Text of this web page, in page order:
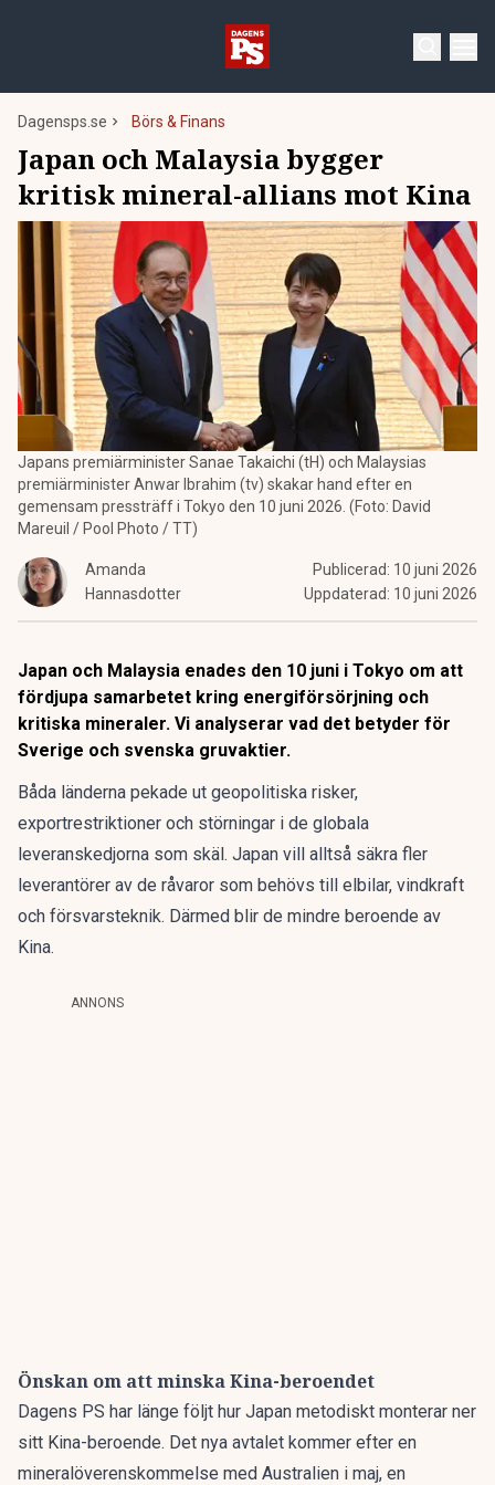
Dagensps.se Börs & Finans
Japan och Malaysia bygger
kritisk mineral-allians mot Kina
Japans premiärminister Sanae Takaichi (tH) och Malaysias
premiärminister Anwar Ibrahim (tv) skakar hand efter en
gemensam pressträff i Tokyo den 10 juni 2026. (Foto: David
Mareuil / Pool Photo / TT)
Amanda
Hannasdotter
Publicerad: 10 juni 2026
Uppdaterad: 10 juni 2026
Japan och Malaysia enades den 10 juni i Tokyo om att
fördjupa samarbetet kring energiförsörjning och
kritiska mineraler. Vi analyserar vad det betyder för
Sverige och svenska gruvaktier.
Båda länderna pekade ut geopolitiska risker,
exportrestriktioner och störningar i de globala
leveranskedjorna som skäl. Japan vill alltså säkra fler
leverantörer av de råvaror som behövs till elbilar, vindkraft
och försvarsteknik. Därmed blir de mindre beroende av
Kina.
ANNONS
Önskan om att minska Kina-beroendet
Dagens PS har länge följt hur Japan metodiskt monterar ner
sitt Kina-beroende. Det nya avtalet kommer efter en
mineralöverenskommelse med Australien i maj, en